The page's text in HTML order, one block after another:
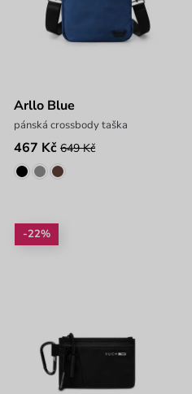
Arllo Blue
pánská crossbody taška
467 Kč 649 Kč
-22%